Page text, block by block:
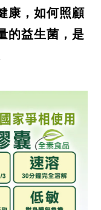
康，如何照顧
的益生菌，是